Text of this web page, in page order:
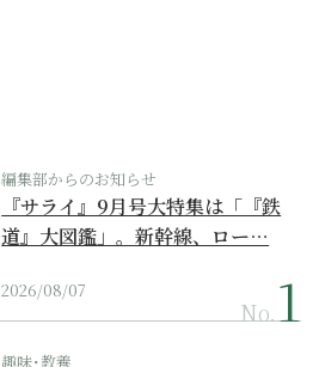
編集部からのお知らせ
『サライ』9月号大特集は「『鉄
道』大図鑑」。新幹線、ロー…
2026/08/07
No.
趣味･教養